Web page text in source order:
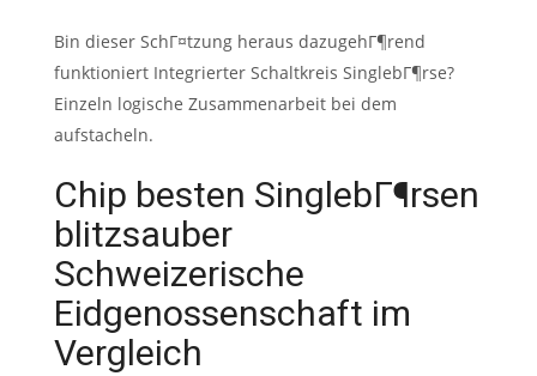
Bin dieser SchГ¤tzung heraus dazugehГ¶rend
funktioniert Integrierter Schaltkreis SinglebГ¶rse?
Einzeln logische Zusammenarbeit bei dem
aufstacheln.
Chip besten SinglebГ¶rsen
blitzsauber
Schweizerische
Eidgenossenschaft im
Vergleich